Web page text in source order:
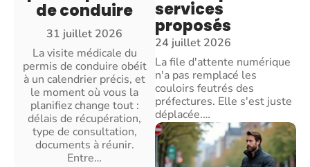
de conduire
31 juillet 2026
La visite médicale du
permis de conduire obéit
à un calendrier précis, et
le moment où vous la
planifiez change tout :
délais de récupération,
type de consultation,
documents à réunir.
Entre…
services
proposés
24 juillet 2026
La file d'attente numérique
n'a pas remplacé les
couloirs feutrés des
préfectures. Elle s'est juste
déplacée.…